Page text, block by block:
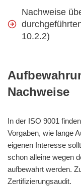
Nachweise
10.2.2)
Nachweise
In der ISO 9001
Vorgaben, wie lange
eigenen Interesse
schon alleine wegen
aufbewahrt werden.
Zertifizierungsaudit.